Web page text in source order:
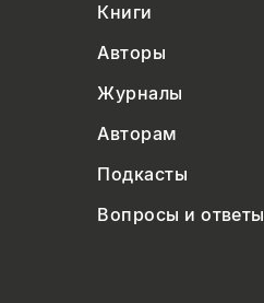
Книги
Авторы
Журналы
Авторам
Подкасты
Вопросы и ответы